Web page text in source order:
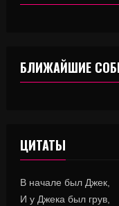
БЛИЖАЙШИЕ
ЦИТАТЫ
В начале был Джек,
И у Джека был грув,